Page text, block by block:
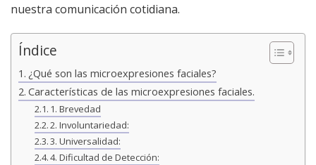
nuestra comunicación cotidiana.
Índice
¿Qué son las microexpresiones faciales?
Características de las microexpresiones faciales.
1. Brevedad
2. Involuntariedad:
3. Universalidad:
4. Dificultad de Detección: